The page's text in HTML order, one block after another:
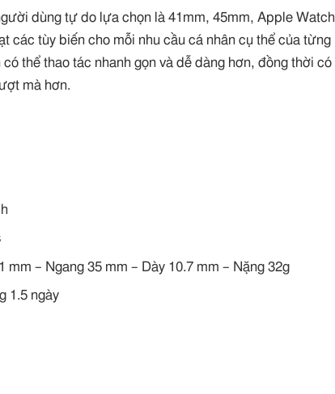
dùng tự do lựa chọn là 41mm, 45mm, Apple Watch
các tùy biến cho mỗi nhu cầu cá nhân cụ thể của từng
thể thao tác nhanh gọn và dễ dàng hơn, đồng thời có
mà hơn.
– Ngang 35 mm – Dày 10.7 mm – Nặng 32g
1.5 ngày